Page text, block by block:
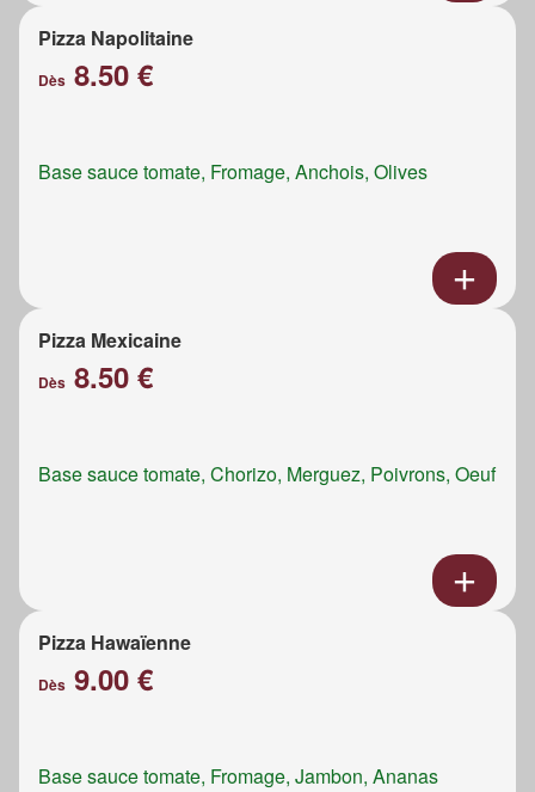
Pizza Napolitaine
Dès 8.50 €
Base sauce tomate, Fromage, Anchois, Olives
Pizza Mexicaine
Dès 8.50 €
Base sauce tomate, Chorizo, Merguez, Poivrons, Oeuf
Pizza Hawaïenne
Dès 9.00 €
Base sauce tomate, Fromage, Jambon, Ananas